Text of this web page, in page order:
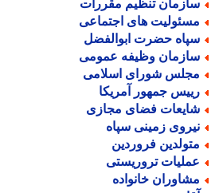
تنظیم مقررات
های اجتماعی
حضرت ابوالفضل
وظیفه عمومی
شورای اسلامی
جمهور آمریکا
فضای مجازی
زمینی سپاه
فروردین
تروریستی
خانواده